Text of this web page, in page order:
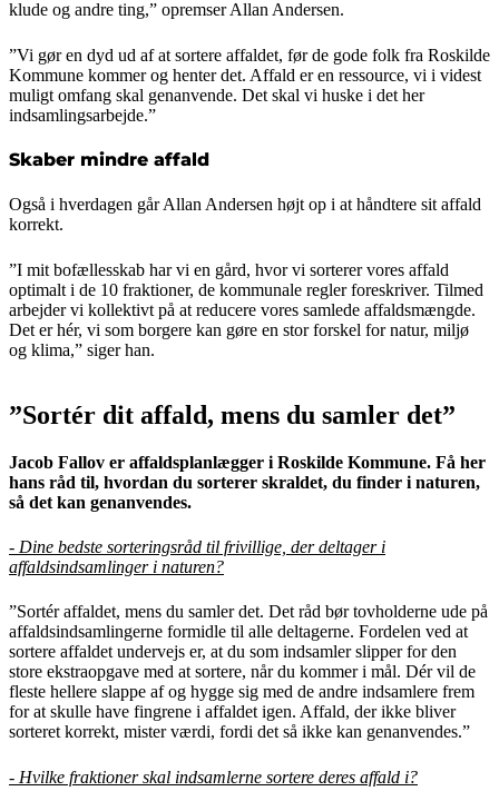
klude og andre ting,” opremser Allan Andersen.
”Vi gør en dyd ud af at sortere affaldet, før de gode folk fra Roskilde
Kommune kommer og henter det. Affald er en ressource, vi i videst
muligt omfang skal genanvende. Det skal vi huske i det her
indsamlingsarbejde.”
Skaber mindre affald
Også i hverdagen går Allan Andersen højt op i at håndtere sit affald
korrekt.
”I mit bofællesskab har vi en gård, hvor vi sorterer vores affald
optimalt i de 10 fraktioner, de kommunale regler foreskriver. Tilmed
arbejder vi kollektivt på at reducere vores samlede affaldsmængde.
Det er hér, vi som borgere kan gøre en stor forskel for natur, miljø
og klima,” siger han.
”Sortér dit affald, mens du samler det”
Jacob Fallov er affaldsplanlægger i Roskilde Kommune. Få her
hans råd til, hvordan du sorterer skraldet, du finder i naturen,
så det kan genanvendes.
- Dine bedste sorteringsråd til frivillige, der deltager i
affaldsindsamlinger i naturen?
”Sortér affaldet, mens du samler det. Det råd bør tovholderne ude på
affaldsindsamlingerne formidle til alle deltagerne. Fordelen ved at
sortere affaldet undervejs er, at du som indsamler slipper for den
store ekstraopgave med at sortere, når du kommer i mål. Dér vil de
fleste hellere slappe af og hygge sig med de andre indsamlere frem
for at skulle have fingrene i affaldet igen. Affald, der ikke bliver
sorteret korrekt, mister værdi, fordi det så ikke kan genanvendes.”
- Hvilke fraktioner skal indsamlerne sortere deres affald i?